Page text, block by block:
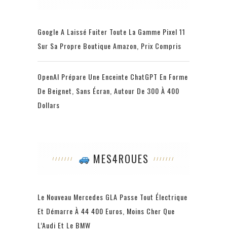
Google A Laissé Fuiter Toute La Gamme Pixel 11
Sur Sa Propre Boutique Amazon, Prix Compris
OpenAI Prépare Une Enceinte ChatGPT En Forme
De Beignet, Sans Écran, Autour De 300 À 400
Dollars
MES4ROUES
Le Nouveau Mercedes GLA Passe Tout Électrique
Et Démarre À 44 400 Euros, Moins Cher Que
L’Audi Et Le BMW